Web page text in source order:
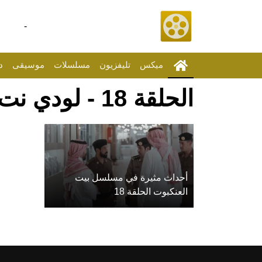
-
ميكس تليفزيون مسلسلات موسيقى
الحلقة 18 - لودي نت
أحداث مثيرة في مسلسل بيت
العنكبوت الحلقة 18